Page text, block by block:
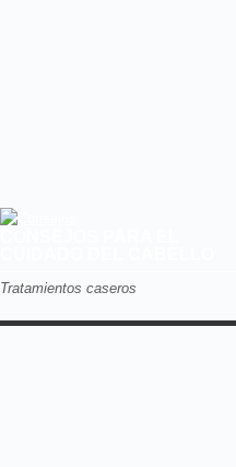
Tratamientos caseros